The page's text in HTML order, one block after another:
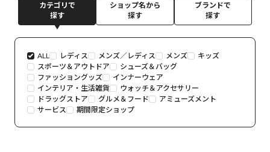
カテゴリで
探す
ショップ名から
探す
ブランドで
探す
ALL レディス メンズ／レディス メンズ
キッズ
スポーツ＆アウトドア
シューズ＆バッグ
ファッショングッズ
インナーウェア
インテリア・生活雑貨
ウォッチ＆アクセサリー
ドラッグストア
グルメ＆フード
アミューズメント
サービス
期間限定ショップ